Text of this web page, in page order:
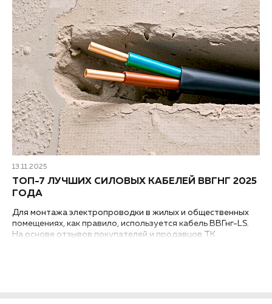
13.11.2025
ТОП-7 ЛУЧШИХ СИЛОВЫХ КАБЕЛЕЙ ВВГНГ 2025
ГОДА
Для монтажа электропроводки в жилых и общественных
помещениях, как правило, используется кабель ВВГнг-LS.
На основе отзывов покупателей и продавцов ТК